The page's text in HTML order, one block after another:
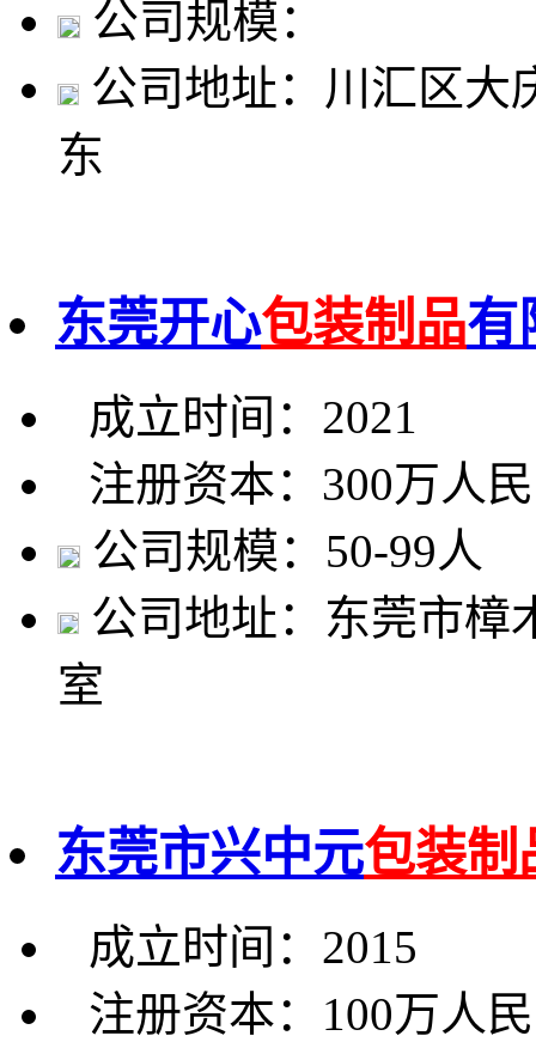
公司规模：
公司地址：川汇区大
东
东莞开心包装制品有
成立时间：2021
注册资本：300万人
公司规模：50-99人
公司地址：东莞市樟
室
东莞市兴中元包装制
成立时间：2015
注册资本：100万人